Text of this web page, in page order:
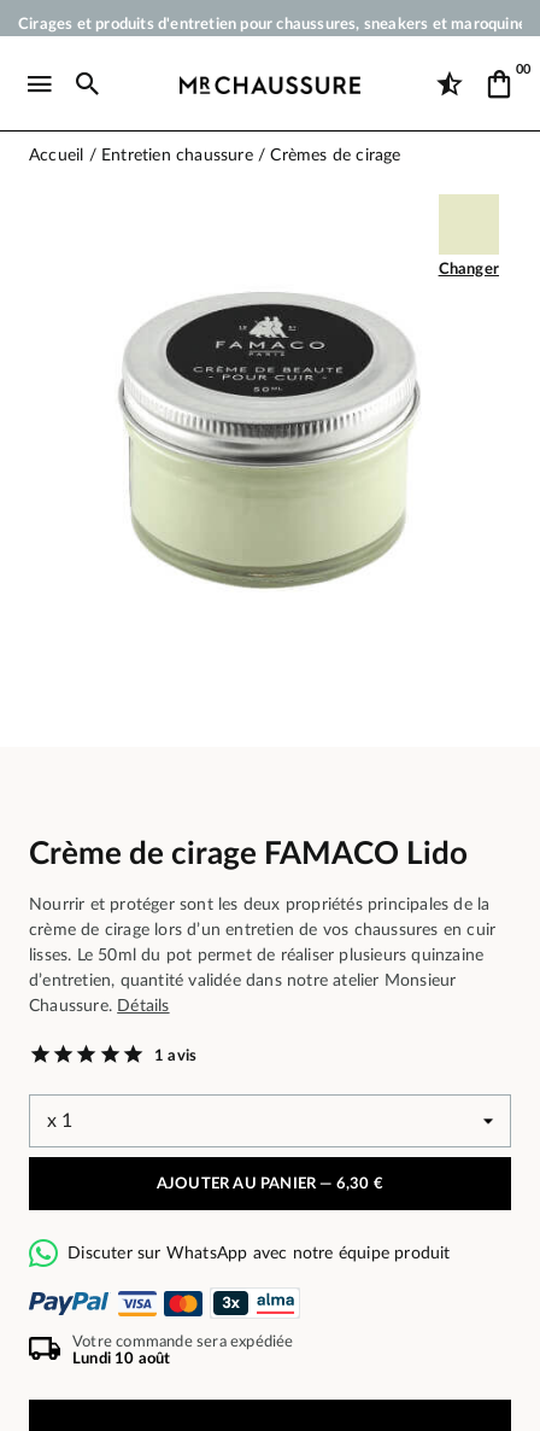
Cirages et produits d'entretien pour chaussures, sneakers et
Paiement en 3x 4x par carte bancaire dès 50 €
00
Accueil Entretien chaussure Crèmes de cirage
Changer
Crème de cirage FAMACO Lido
Nourrir et protéger sont les deux propriétés principales de la
crème de cirage lors d’un entretien de vos chaussures en cuir
lisses. Le 50ml du pot permet de réaliser plusieurs quinzaine
d’entretien, quantité validée dans notre atelier Monsieur
Chaussure. Détails
1 avis
AJOUTER AU PANIER — 6,30 €
Discuter sur WhatsApp avec notre équipe produit
Votre commande sera expédiée
Lundi 10 août